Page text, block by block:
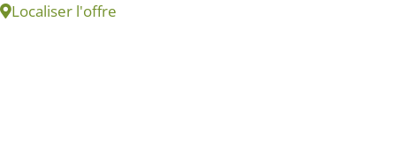
Localiser l'offre